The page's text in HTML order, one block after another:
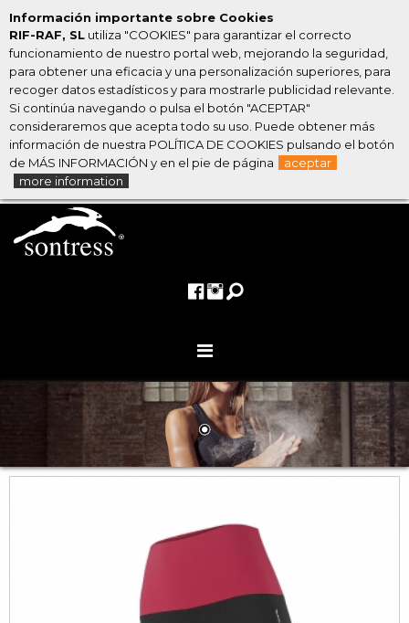
Información importante sobre Cookies
RIF-RAF, SL utiliza "COOKIES" para garantizar el correcto
funcionamiento de nuestro portal web, mejorando la seguridad,
para obtener una eficacia y una personalización superiores, para
recoger datos estadísticos y para mostrarle publicidad relevante.
Si continúa navegando o pulsa el botón "ACEPTAR"
consideraremos que acepta todo su uso. Puede obtener más
información de nuestra POLÍTICA DE COOKIES pulsando el botón
de MÁS INFORMACIÓN y en el pie de página
aceptar
more information
NOSOTROS
LA MARCA